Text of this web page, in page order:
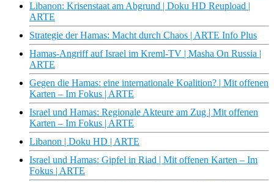
Libanon: Krisenstaat am Abgrund | Doku HD Reupload |
ARTE
Strategie der Hamas: Macht durch Chaos | ARTE Info Plus
Hamas-Angriff auf Israel im Kreml-TV | Masha On Russia |
ARTE
Gegen die Hamas: eine internationale Koalition? | Mit offenen
Karten – Im Fokus | ARTE
Israel und Hamas: Regionale Akteure am Zug | Mit offenen
Karten – Im Fokus | ARTE
Libanon | Doku HD | ARTE
Israel und Hamas: Gipfel in Riad | Mit offenen Karten – Im
Fokus | ARTE